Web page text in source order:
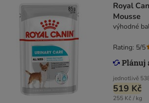
Royal
Mousse
výhodné
jednotlivě
519 Kč
255 Kč / kg
Rating: 5/5